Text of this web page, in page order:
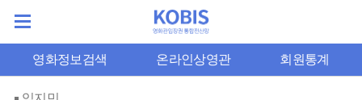
영화정보검색 온라인상영관 회원통계